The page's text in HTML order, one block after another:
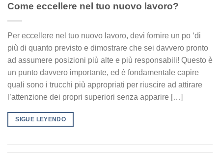
Come eccellere nel tuo nuovo lavoro?
Per eccellere nel tuo nuovo lavoro, devi fornire un po ‘di
più di quanto previsto e dimostrare che sei davvero pronto
ad assumere posizioni più alte e più responsabili! Questo è
un punto davvero importante, ed è fondamentale capire
quali sono i trucchi più appropriati per riuscire ad attirare
l’attenzione dei propri superiori senza apparire […]
SIGUE LEYENDO